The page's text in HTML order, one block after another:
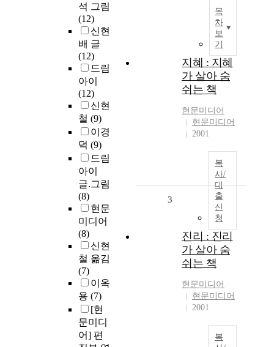
석 그림
(12)
신현
배 글
(12)
드림
아이
(12)
신현
철 (9)
이경
덕 (9)
드림
아이
글.그림
(8)
현문
미디어
(8)
신현
철 옮김
(7)
이옥
용 (7)
[현
문미디
어] 편
목
차
보
기
지혜 : 지혜
가 살아 숨
쉬는 책
현문미디어
현문미디어
2001
복
사/
대
출
신
청
3
진리 : 진리
가 살아 숨
쉬는 책
현문미디어
현문미디어
2001
복